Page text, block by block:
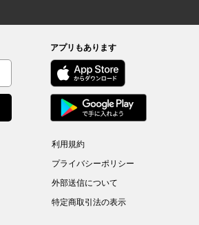
アプリもあります
利用規約
プライバシーポリシー
外部送信について
特定商取引法の表示